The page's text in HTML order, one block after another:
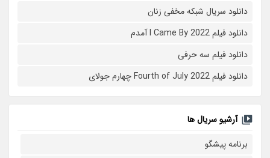
دانلود سریال شبکه مخفی زنان
دانلود فیلم I Came By 2022 آمدم
دانلود فیلم سه حرفی
دانلود فیلم Fourth of July 2022 چهارم جولای
آرشیو سریال ها
برنامه پیشگو